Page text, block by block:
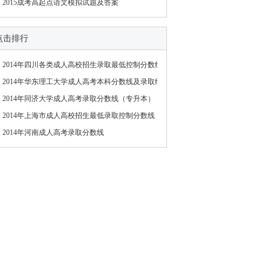
2015成考高起点语文模拟试题及答案
击排行
2014年四川各类成人高校招生录取最低控制分数线
2014年华东理工大学成人高考本科分数线及录取结
2014年同济大学成人高考录取分数线（专升本）
2014年上海市成人高校招生最低录取控制分数线
2014年河南成人高考录取分数线